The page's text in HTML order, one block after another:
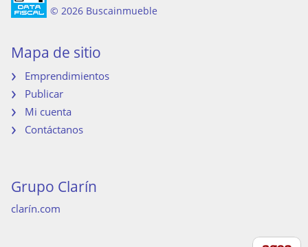
© 2026 Buscainmueble
Mapa de sitio
Emprendimientos
Publicar
Mi cuenta
Contáctanos
Grupo Clarín
clarín.com